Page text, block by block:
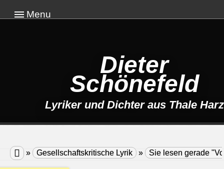
Menu
Dieter
Schönefeld
Lyriker und Dichter aus Thale Harz
 » Gesellschaftskritische Lyrik » Sie lesen gerade